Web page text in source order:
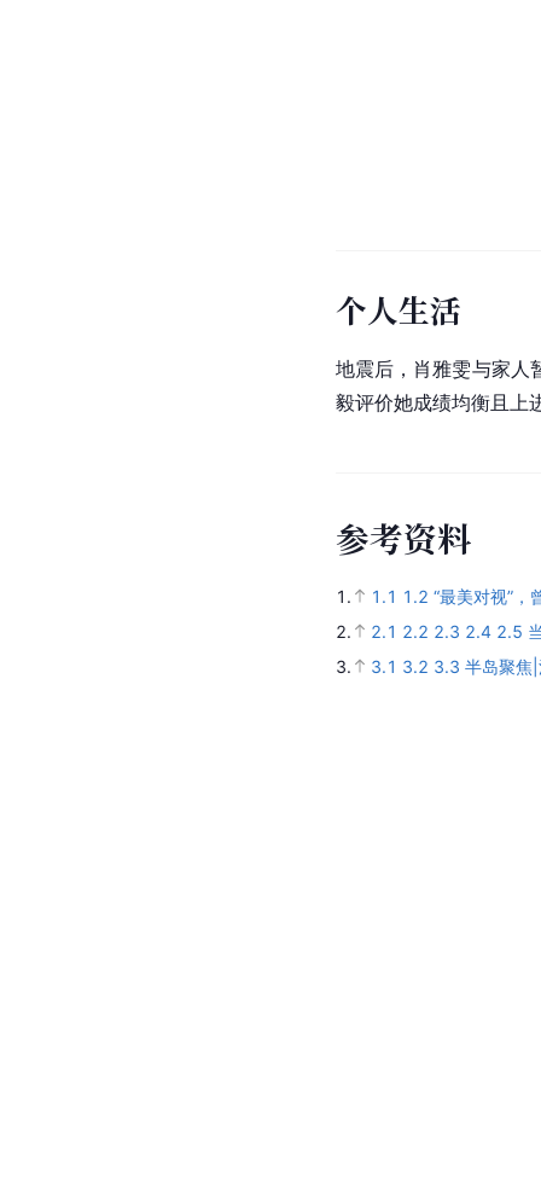
个人生活
地震后，肖雅雯与家人
毅评价她成绩均衡且上
参考资料
1. 1.1 1.2 “最美对视”
2.
2.1 2.2 2.3 2.4 2.5
3.
3.1 3.2 3.3 半岛聚焦